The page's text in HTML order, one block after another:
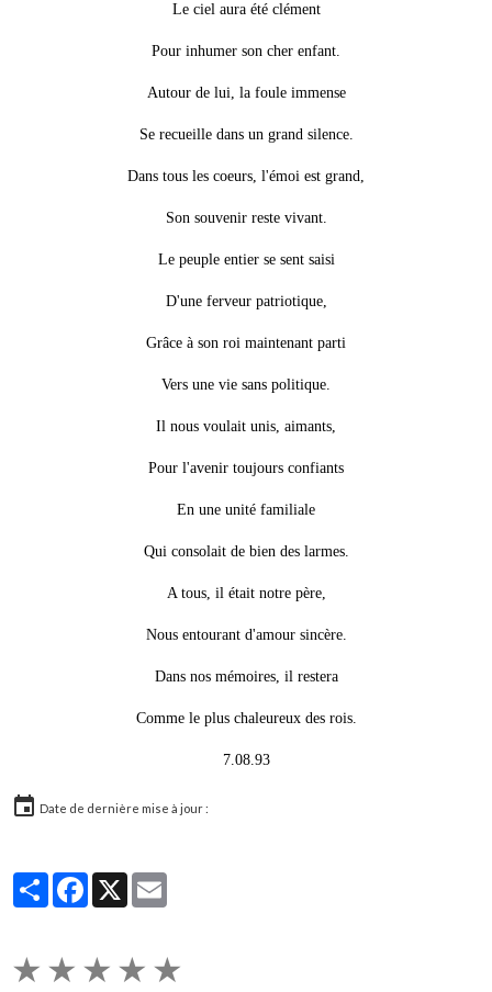
Le ciel aura été clément
Pour inhumer son cher enfant.
Autour de lui, la foule immense
Se recueille dans un grand silence.
Dans tous les coeurs, l'émoi est grand,
Son souvenir reste vivant.
Le peuple entier se sent saisi
D'une ferveur patriotique,
Grâce à son roi maintenant parti
Vers une vie sans politique.
Il nous voulait unis, aimants,
Pour l'avenir toujours confiants
En une unité familiale
Qui consolait de bien des larmes.
A tous, il était notre père,
Nous entourant d'amour sincère.
Dans nos mémoires, il restera
Comme le plus chaleureux des rois.
7.08.93
Date de dernière mise à jour :
PartagerFacebook
X
★ ★ ★ ★ ★